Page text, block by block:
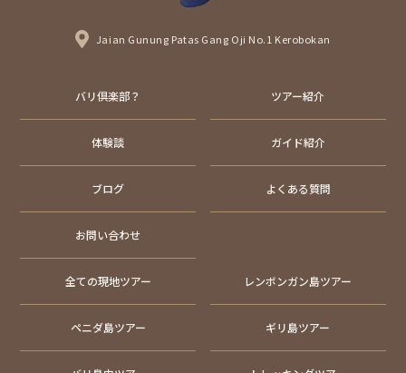
Jaian Gunung Patas Gang Oji No.1 Kerobokan
バリ倶楽部？ ツアー紹介
体験談 ガイド紹介
ブログ よくある質問
お問い合わせ
全ての現地ツアー レンボンガン島ツアー
ペニダ島ツアー ギリ島ツアー